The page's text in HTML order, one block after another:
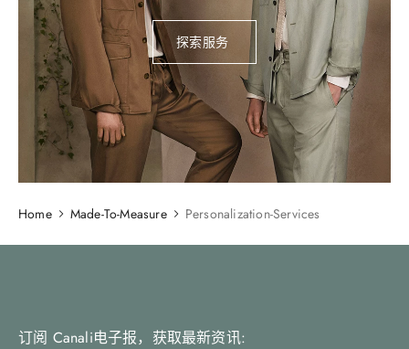
探索服务​ ​
Home Made-To-Measure Personalization-Services
订阅 Canali电子报，获取最新资讯: